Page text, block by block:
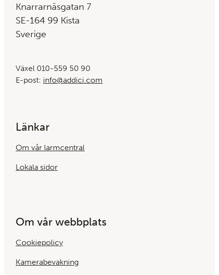
Knarrarnäsgatan 7
SE-164 99 Kista
Sverige
Växel 010-559 50 90
E-post: info@addici.com
Länkar
Om vår larmcentral
Lokala sidor
Om vår webbplats
Cookiepolicy
Kamerabevakning